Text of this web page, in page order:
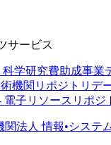
サービス
学研究費助成事業
機関リポジトリデ
電子リソースリポジ